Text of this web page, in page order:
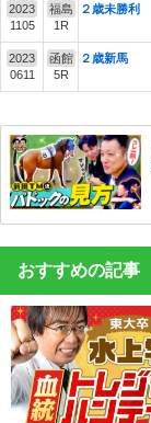
2023
1105
福島
1R
２歳未勝利
2023
0611
函館
5R
２歳新馬
おすすめの記事